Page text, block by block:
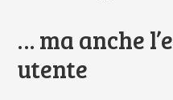
… ma anche
utente